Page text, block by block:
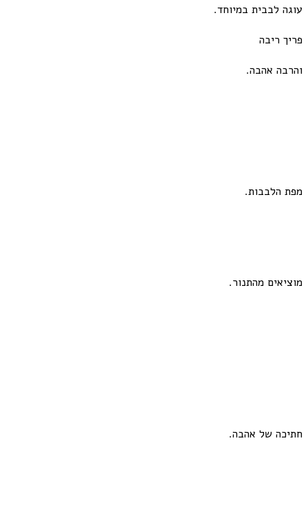
עוגה לבבית במיוחד.
פריך ריבה
והרבה אהבה.
מפת הלבבות.
מוציאים מהתנור.
חתיכה של אהבה.